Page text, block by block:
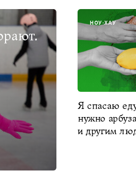
НОУ-ХАУ
Я спасаю
нужно
и другим